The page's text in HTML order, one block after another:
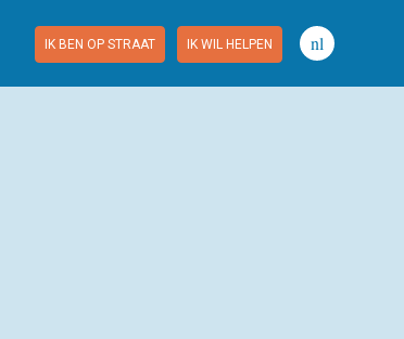
IK BEN OP STRAAT IK WIL HELPEN nl